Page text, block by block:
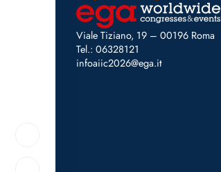
Viale Tiziano, 19 – 00196 Roma
Tel.: 06328121
infoaiic2026@ega.it